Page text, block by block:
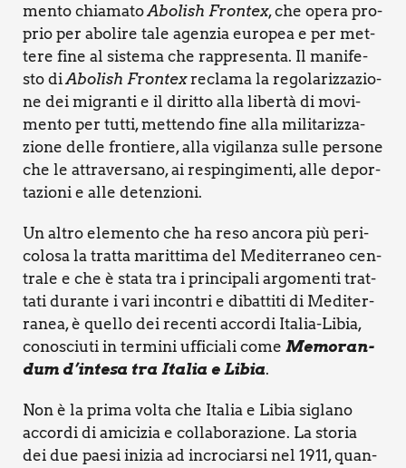
men­to chia­ma­toAbo­lish Fron­tex, che ope­ra pro­
prio per abo­li­re tale agen­zia euro­pea e per met­
te­re fine al siste­ma che rap­pre­sen­ta. Il mani­fe­
sto diAbo­lish Fron­texrecla­ma la rego­la­riz­za­zio­
ne dei migran­ti e il dirit­to alla liber­tà di movi­
men­to per tut­ti, met­ten­do fine alla mili­ta­riz­za­
zio­ne del­le fron­tie­re, alla vigi­lan­za sul­le per­so­ne
che le attra­ver­sa­no, ai respin­gi­men­ti, alle depor­
ta­zio­ni e alle deten­zio­ni.
Un altro ele­men­to che ha reso anco­ra più peri­
co­lo­sa la trat­ta marit­ti­ma del Medi­ter­ra­neo cen­
tra­le e che è sta­ta tra i prin­ci­pa­li argo­men­ti trat­
ta­ti duran­te i vari incon­tri e dibat­ti­ti di Medi­ter­
ra­nea, è quel­lo dei recen­ti accor­di Ita­lia-Libia,
cono­sciu­ti in ter­mi­ni uffi­cia­li come Memo­ran­
dum d’intesa tra Ita­lia e Libia.
Non è la pri­ma vol­ta che Ita­lia e Libia sigla­no
accor­di di ami­ci­zia e col­la­bo­ra­zio­ne. La sto­ria
dei due pae­si ini­zia ad incro­ciar­si nel 1911, quan­